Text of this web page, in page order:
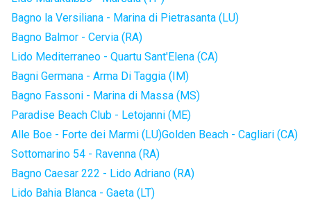
Bagno la Versiliana - Marina di Pietrasanta (LU)
Bagno Balmor - Cervia (RA)
Lido Mediterraneo - Quartu Sant'Elena (CA)
Bagni Germana - Arma Di Taggia (IM)
Bagno Fassoni - Marina di Massa (MS)
Paradise Beach Club - Letojanni (ME)
Alle Boe - Forte dei Marmi (LU)Golden Beach - Cagliari (CA)
Sottomarino 54 - Ravenna (RA)
Bagno Caesar 222 - Lido Adriano (RA)
Lido Bahia Blanca - Gaeta (LT)